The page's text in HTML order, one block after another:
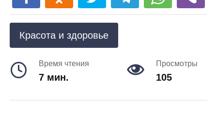
Красота и здоровье
Время чтения
7 мин.
Просмотры
105